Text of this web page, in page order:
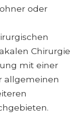
oder
Chirurgie
mit einer
allgemeinen